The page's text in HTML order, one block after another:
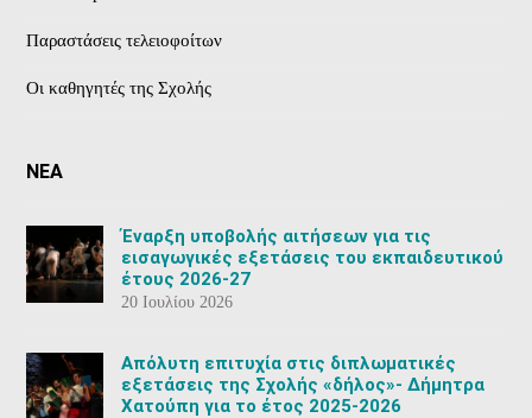
Παραστάσεις τελειοφοίτων
Οι καθηγητές της Σχολής
ΝΕΑ
Έναρξη υποβολής αιτήσεων για τις
εισαγωγικές εξετάσεις του εκπαιδευτικού
έτους 2026-27
20 Ιουλίου 2026
Aπόλυτη επιτυχία στις διπλωματικές
εξετάσεις της Σχολής «δήλος»- Δήμητρα
Χατούπη για το έτος 2025-2026